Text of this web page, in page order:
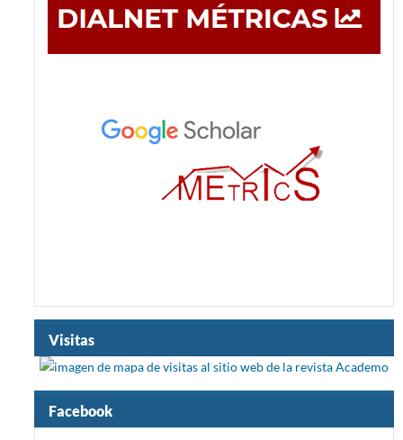
Visitas
Facebook